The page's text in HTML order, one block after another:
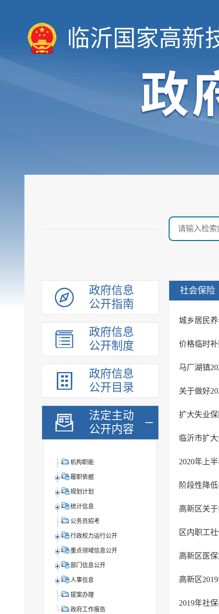
临沂国家高新
政府信息
公开指南
政府信息
公开制度
政府信息
公开目录
法定主动
公开内容
机构职能
履职依据
规划计划
统计信息
公务员招考
行政权力运行公开
重点领域信息公开
部门信息公开
人事信息
提案办理
政府工作报告
社会保险
城乡居民
价格临时
马厂湖镇
关于做好
扩大失业
临沂市扩
2020年上
阶段性降
高新区关
区内职工
高新区医
高新区
2019年社